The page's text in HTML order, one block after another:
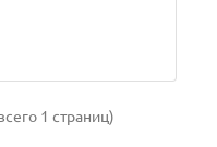
1 страниц)